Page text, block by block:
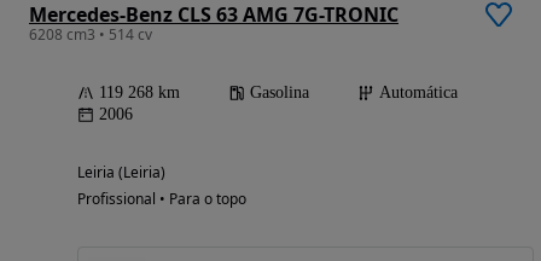
Mercedes-Benz CLS 63 AMG 7G-TRONIC
6208 cm3 • 514 cv
119 268 km Gasolina
Automática
2006
Leiria (Leiria)
Profissional • Para o topo